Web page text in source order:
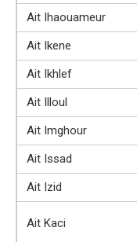
Ait Ihaouameur
Ait Ikene
Ait Ikhlef
Ait Illoul
Ait Imghour
Ait Issad
Ait Izid
Ait Kaci